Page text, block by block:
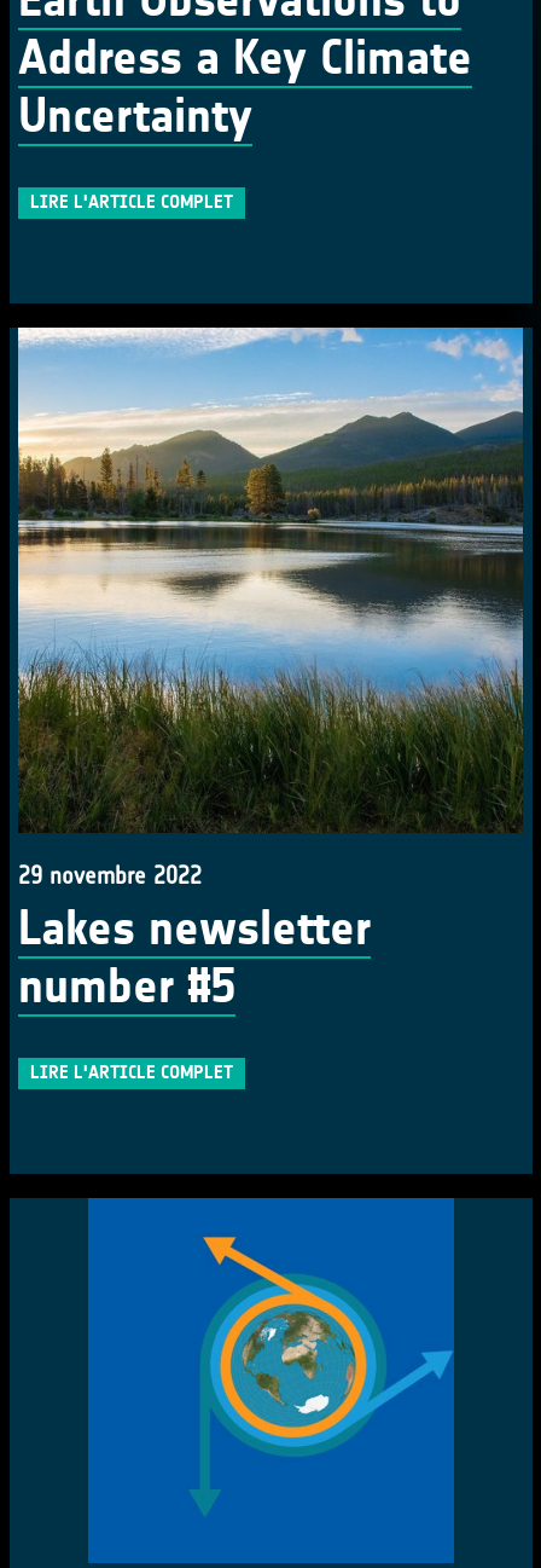
Address a Key Climate
Uncertainty
LIRE L'ARTICLE COMPLET
29 novembre 2022
Lakes newsletter
number #5
LIRE L'ARTICLE COMPLET